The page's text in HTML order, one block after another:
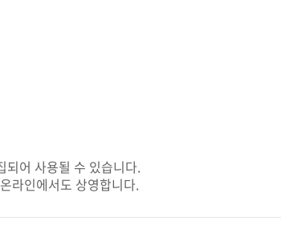
되어 사용될 수 있습니다.
라인에서도 상영합니다.